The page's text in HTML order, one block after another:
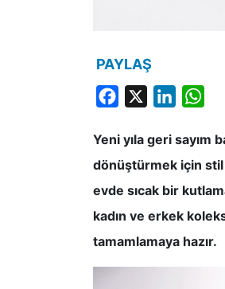
PAYLAŞ
Facebook LinkedIn
Yeni yıla geri sayım
dönüştürmek için stil
evde sıcak bir
kadın ve erkek
tamamlamaya hazır.